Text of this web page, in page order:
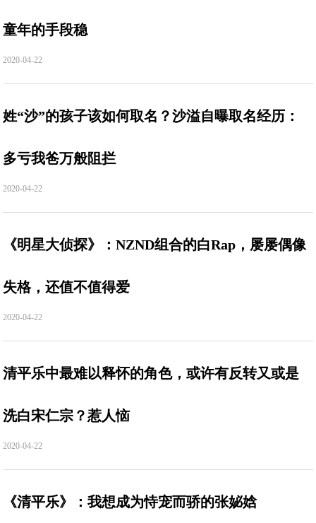
童年的手段稳
2020-04-22
姓“沙”的孩子该如何取名？沙溢自曝取名经历：
多亏我爸万般阻拦
2020-04-22
《明星大侦探》：NZND组合的白Rap，屡屡偶像
失格，还值不值得爱
2020-04-22
清平乐中最难以释怀的角色，或许有反转又或是
洗白宋仁宗？惹人恼
2020-04-22
《清平乐》：我想成为恃宠而骄的张妼娢